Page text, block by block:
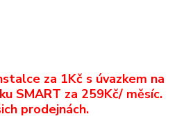
za 1Kč s úvazkem na
SMART za 259Kč/ měsíc.
prodejnách.